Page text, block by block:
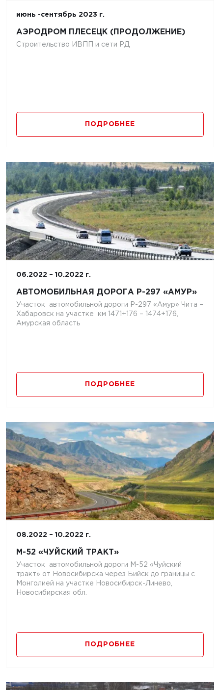
июнь -сентябрь 2023 г.
АЭРОДРОМ ПЛЕСЕЦК (ПРОДОЛЖЕНИЕ)
Строительство ИВПП и сети РД
ПОДРОБНЕЕ
06.2022 – 10.2022 г.
АВТОМОБИЛЬНАЯ ДОРОГА Р-297 «АМУР»
Участок автомобильной дороги Р-297 «Амур» Чита –
Хабаровск на участке км 1471+176 – 1474+176,
Амурская область
ПОДРОБНЕЕ
08.2022 – 10.2022 г.
M-52 «ЧУЙСКИЙ ТРАКТ»
Участок автомобильной дороги М-52 «Чуйский
тракт» от Новосибирска через Бийск до границы с
Монголией на участке Новосибирск-Линево,
Новосибирская обл.
ПОДРОБНЕЕ